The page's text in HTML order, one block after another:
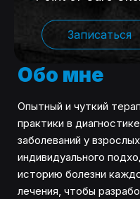
Записаться
Обо мне
Опытный и чуткий
практики в
заболеваний у
индивидуального
историю болезни
лечения, чтобы